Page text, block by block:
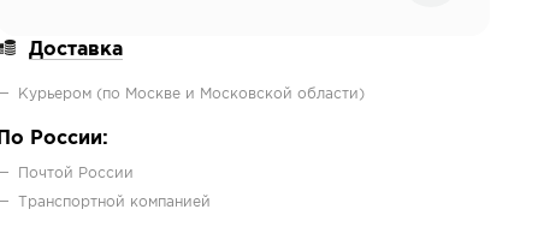
Доставка
Курьером (по Москве и Московской области)
По России:
Почтой России
Транспортной компанией